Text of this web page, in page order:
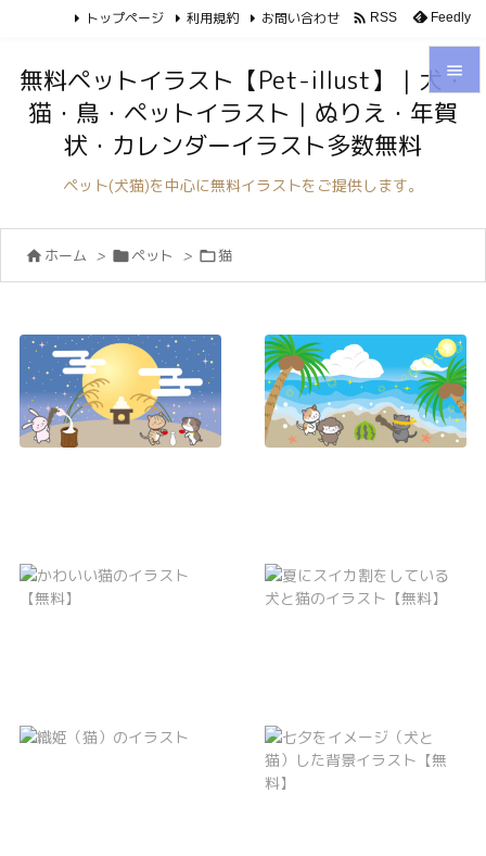




検索
トップページ 利用規約 お問い合わせ  RSS Feedly
無料ペットイラスト【Pet-illust】｜犬・
猫・鳥・ペットイラスト｜ぬりえ・年賀
状・カレンダーイラスト多数無料
ペット(犬猫)を中心に無料イラストをご提供します。
 ホーム > ペット > 猫